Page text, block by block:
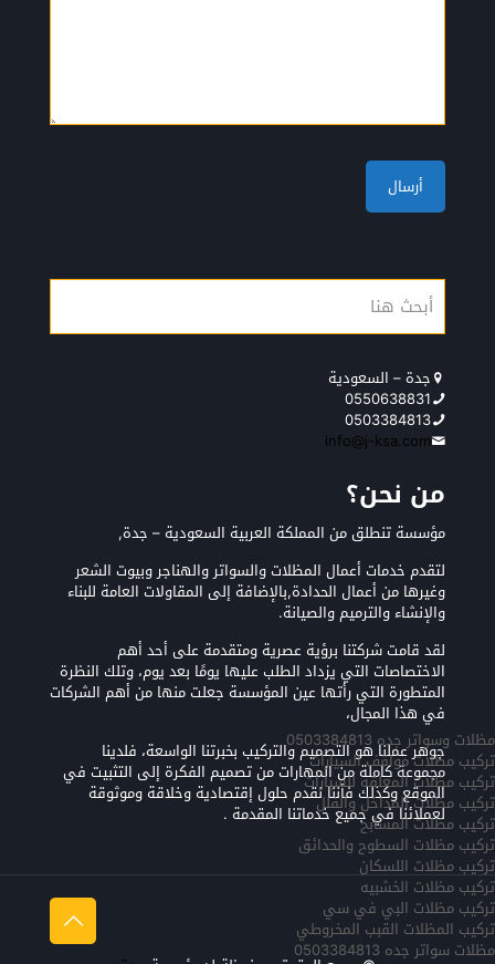
جدة – السعودية
0550638831
0503384813
info@j-ksa.com
من نحن؟
مؤسسة تنطلق من المملكة العربية السعودية – جدة,
لتقدم خدمات أعمال المظلات والسواتر والهناجر وبيوت الشعر
وغيرها من أعمال الحدادة,بالإضافة إلى المقاولات العامة للبناء
والإنشاء والترميم والصيانة.
لقد قامت شركتنا برؤية عصرية ومتقدمة على أحد أهم
الاختصاصات التي يزداد الطلب عليها يومًا بعد يوم، وتلك النظرة
المتطورة التي رأتها عين المؤسسة جعلت منها من أهم الشركات
في هذا المجال،
جوهر عملنا هو التصميم والتركيب بخبرتنا الواسعة، فلدينا
مجموعة كاملة من المهارات من تصميم الفكرة إلى التثبيت في
الموقع وكذلك فأننا نقدم حلول إقتصادية وخلاقة وموثوقة
لعملائنا في جميع خدماتنا المقدمة .
مظلات وسواتر جده 0503384813
تركيب مظلات مواقف السيارات
تركيب مظلات المعلقه للسيارات
تركيب مظلات المداخل والفلل
تركيب مظلات المسابح
تركيب مظلات السطوح والحدائق
تركيب مظلات اللسكان
تركيب مظلات الخشبيه
تركيب مظلات البي في سي
تركيب المظلات القبب المخروطي
مظلات سواتر جده 0503384813